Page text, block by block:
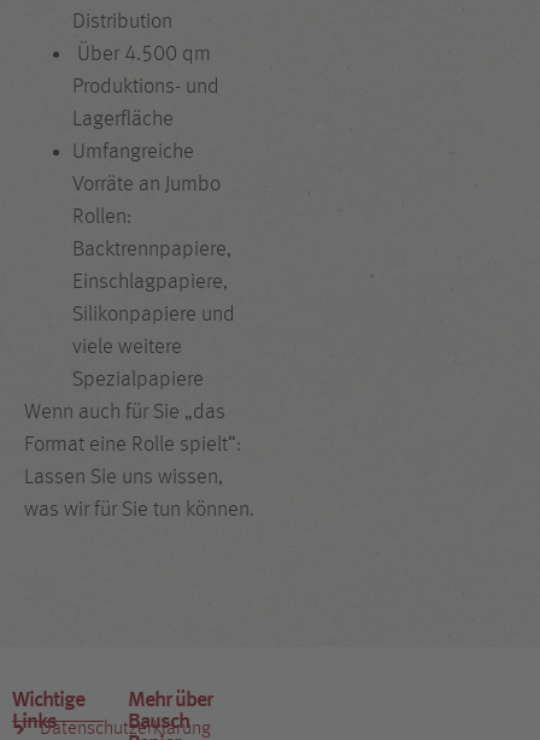
Distribution
Über 4.500 qm
Produktions- und
Lagerfläche
Umfangreiche
Vorräte an Jumbo
Rollen:
Backtrennpapiere,
Einschlagpapiere,
Silikonpapiere und
viele weitere
Spezialpapiere
Wenn auch für Sie „das
Format eine Rolle spielt“:
Lassen Sie uns wissen,
was wir für Sie tun können.
Wichtige
LinksDatenschutzerklärung
Mehr über
Bausch